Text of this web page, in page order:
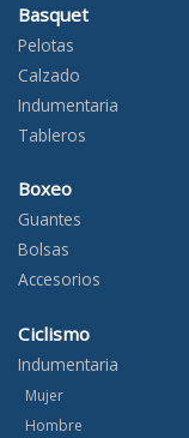
Basquet
Pelotas
Calzado
Indumentaria
Tableros
Boxeo
Guantes
Bolsas
Accesorios
Ciclismo
Indumentaria
Mujer
Hombre